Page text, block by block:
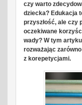
czy warto
dziecka? Edukacja
przyszłość, ale czy
oczekiwane
wady? W tym
rozważając
z korepetycjami.